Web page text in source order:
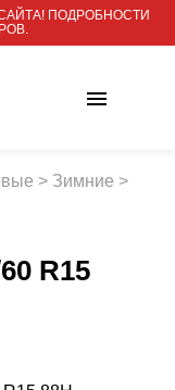
ПОДРОБНОСТИ
> Зимние >
R15